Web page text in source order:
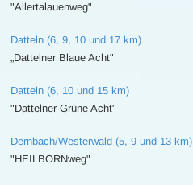
"Allertalauenweg"
Datteln (6, 9, 10 und 17 km)
„Dattelner Blaue Acht"
Datteln (6, 10 und 15 km)
"Dattelner Grüne Acht"
Dernbach/Westerwald (5, 9 und 13 km)
"HEILBORNweg"